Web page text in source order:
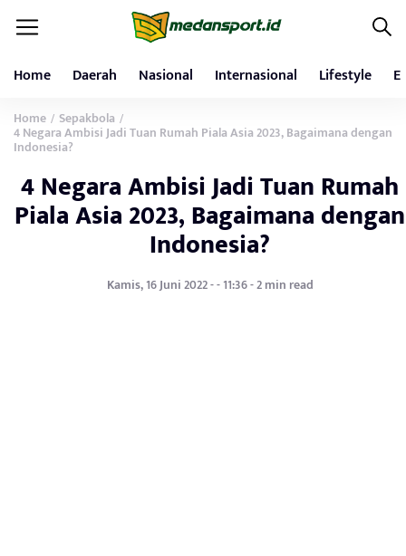
Home Daerah Nasional Internasional Lifestyle
Home / Sepakbola /
4 Negara Ambisi Jadi Tuan Rumah Piala Asia 2023, Bagaimana dengan
Indonesia?
4 Negara Ambisi Jadi Tuan Rumah
Piala Asia 2023, Bagaimana dengan
Indonesia?
Kamis, 16 Juni 2022 - - 11:36 - 2 min read